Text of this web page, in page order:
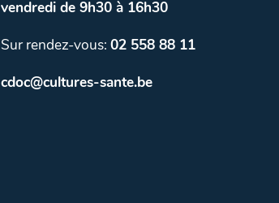
vendredi de 9h30 à 16h30
Sur rendez-vous: 02 558 88 11
cdoc@cultures-sante.be